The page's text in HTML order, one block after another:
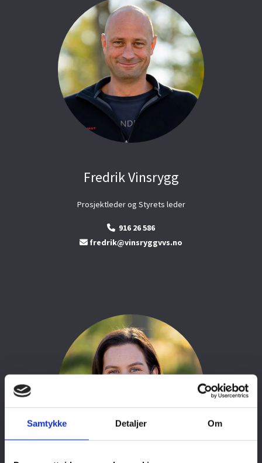
Samtykke Detaljer Om
Fredrik Vinsrygg
Prosjektleder og Styrets leder
 916 26 586
 fredrik@vinsryggvvs.no